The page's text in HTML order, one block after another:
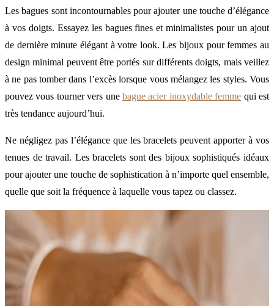
Les bagues sont incontournables pour ajouter une touche d’élégance
à vos doigts. Essayez les bagues fines et minimalistes pour un ajout
de dernière minute élégant à votre look. Les bijoux pour femmes au
design minimal peuvent être portés sur différents doigts, mais veillez
à ne pas tomber dans l’excès lorsque vous mélangez les styles. Vous
pouvez vous tourner vers une bague acier inoxydable femme qui est
très tendance aujourd’hui.
Ne négligez pas l’élégance que les bracelets peuvent apporter à vos
tenues de travail. Les bracelets sont des bijoux sophistiqués idéaux
pour ajouter une touche de sophistication à n’importe quel ensemble,
quelle que soit la fréquence à laquelle vous tapez ou classez.